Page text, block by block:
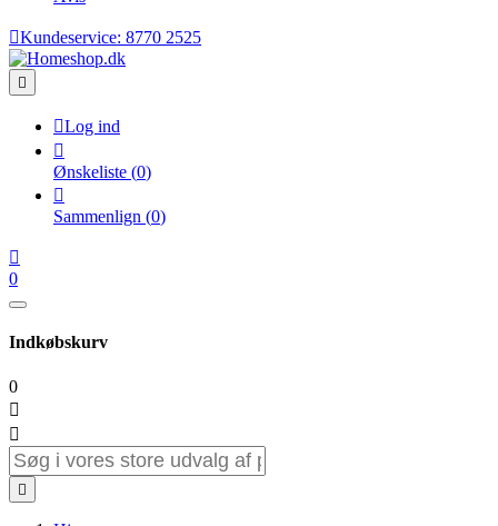
Kundeservice: 8770 2525

Log ind

Ønskeliste (0)

Sammenlign (0)

0
Indkøbskurv
0


